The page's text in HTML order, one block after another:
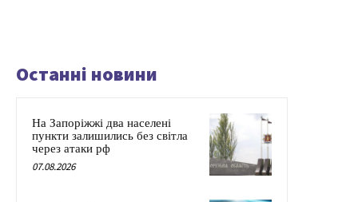
Останні новини
На Запоріжжі два населені
пункти залишились без світла
через атаки рф
07.08.2026